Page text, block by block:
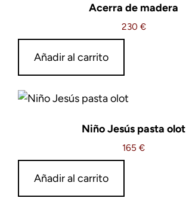
Acerra de madera
230 €
Añadir al carrito
Niño Jesús pasta olot
165 €
Añadir al carrito